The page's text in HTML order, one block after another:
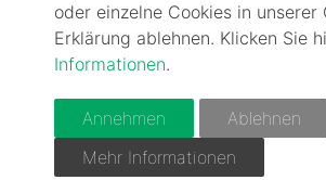
oder einzelne Cookies in unserer
Erklärung ablehnen. Klicken Sie
Informationen.
Annehmen
Ablehnen
Mehr Informationen
Impressum
Kontakt
AGBs
Cookie-Information
Datenschutz